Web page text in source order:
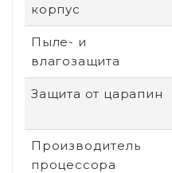
корпус
Пыле- и
влагозащита
Защита от царапин
Производитель
процессора